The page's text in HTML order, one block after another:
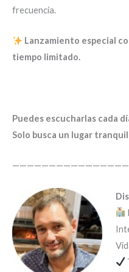
frecuencia.
Lanzamiento especial
tiempo limitado.
Puedes escucharlas cada
Solo busca un lugar